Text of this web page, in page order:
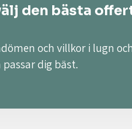
den bästa
och villkor i lugn
dig bäst.